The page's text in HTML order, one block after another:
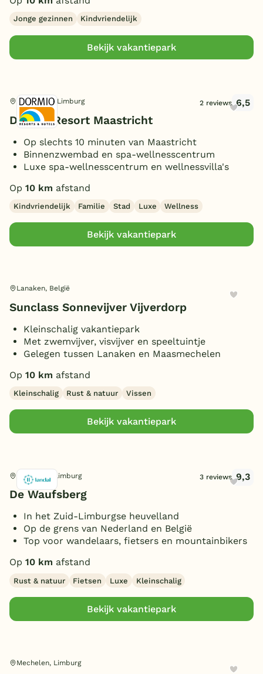
Jonge gezinnen Kindvriendelijk
Bekijk vakantiepark
Maastricht, Limburg 2 reviews 6,5
Dormio Resort Maastricht
Op slechts 10 minuten van Maastricht
Binnenzwembad en spa-wellnesscentrum
Luxe spa-wellnesscentrum en wellnessvilla's
Op 10 km afstand
Kindvriendelijk Familie Stad Luxe Wellness
Bekijk vakantiepark
Lanaken, België
Sunclass Sonnevijver Vijverdorp
Kleinschalig vakantiepark
Met zwemvijver, visvijver en speeltuintje
Gelegen tussen Lanaken en Maasmechelen
Op 10 km afstand
Kleinschalig Rust & natuur Vissen
Bekijk vakantiepark
Noorbeek, Limburg 3 reviews 9,3
De Waufsberg
In het Zuid-Limburgse heuvelland
Op de grens van Nederland en België
Top voor wandelaars, fietsers en mountainbikers
Op 10 km afstand
Rust & natuur Fietsen Luxe Kleinschalig
Bekijk vakantiepark
Mechelen, Limburg